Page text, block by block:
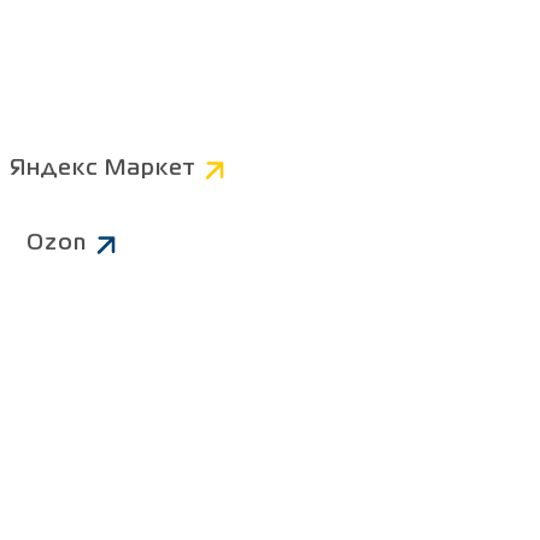
Питание 220В
Чистящие средства
Яндекс Маркет
Ozon